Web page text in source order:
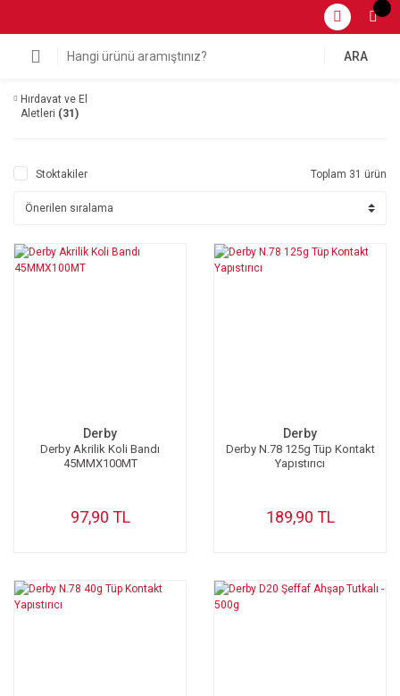
ARA
Hırdavat ve El
Aletleri (31)
Stoktakiler Toplam 31 ürün
Derby
Derby Akrilik Koli Bandı
45MMX100MT
97,90 TL
Derby
Derby N.78 125g Tüp Kontakt
Yapıstırıcı
189,90 TL